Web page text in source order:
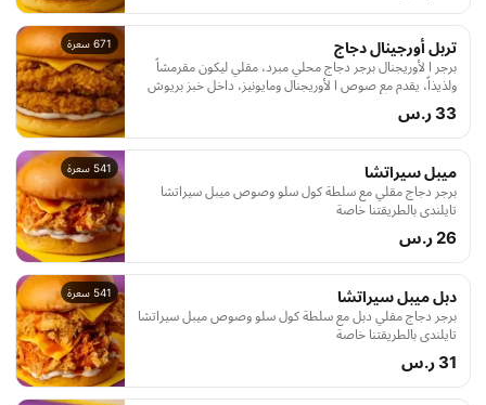
671 سعرة تربل أورجينال دجاج
برجر ا لأوريجنال برجر دجاج محلي مبرد، مقلي ليكون مقرمشاً
ولذيذاً، يقدم مع صوص ا لأوريجنال ومايونيز، داخل خبز بريوش
محمص بالزبدة. تجربة طعم أصلية لا تقاوم!
33 ر.س
541 سعرة ميبل سيراتشا
برجر دجاج مقلي مع سلطة كول سلو وصوص ميبل سيراتشا
تايلندي بالطريقتنا خاصة
26 ر.س
541 سعرة دبل ميبل سيراتشا
برجر دجاج مقلي دبل مع سلطة كول سلو وصوص ميبل سيراتشا
تايلندي بالطريقتنا خاصة
31 ر.س